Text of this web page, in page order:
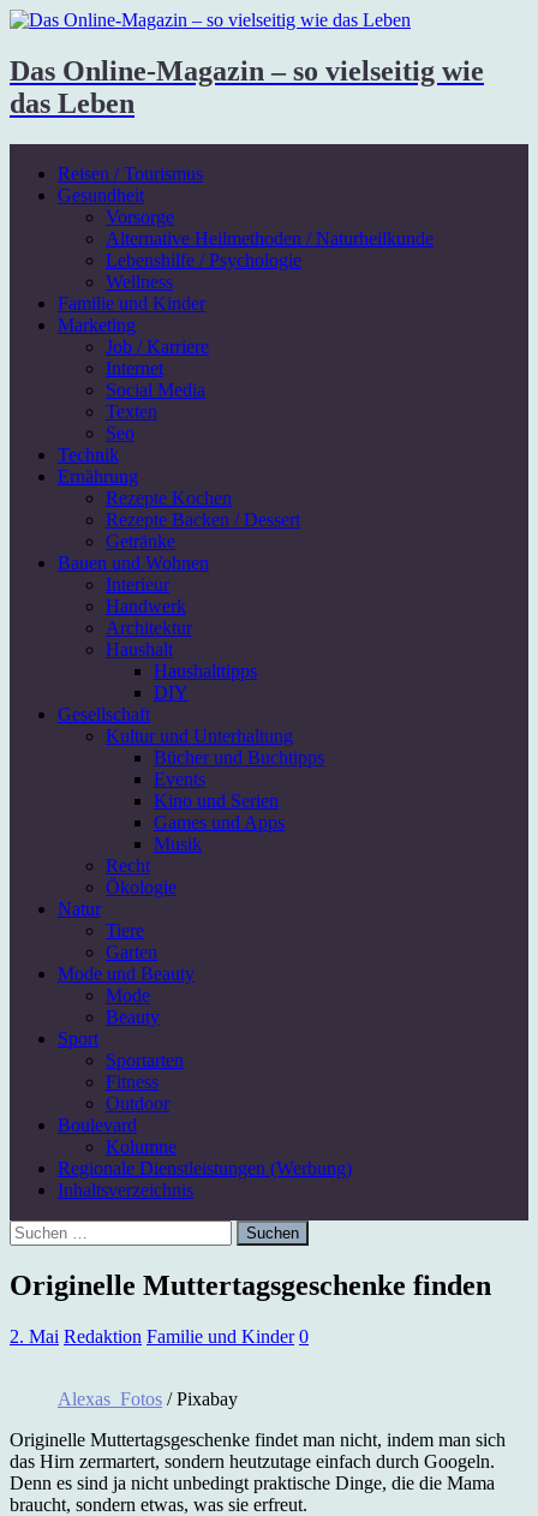
Das Online-Magazin – so vielseitig wie
das Leben
Reisen / Tourismus
Gesundheit
Vorsorge
Alternative Heilmethoden / Naturheilkunde
Lebenshilfe / Psychologie
Wellness
Familie und Kinder
Marketing
Job / Karriere
Internet
Social Media
Texten
Seo
Technik
Ernährung
Rezepte Kochen
Rezepte Backen / Dessert
Getränke
Bauen und Wohnen
Interieur
Handwerk
Architektur
Haushalt
Haushalttipps
DIY
Gesellschaft
Kultur und Unterhaltung
Bücher und Buchtipps
Events
Kino und Serien
Games und Apps
Musik
Recht
Ökologie
Natur
Tiere
Garten
Mode und Beauty
Mode
Beauty
Sport
Sportarten
Fitness
Outdoor
Boulevard
Kolumne
Regionale Dienstleistungen (Werbung)
Inhaltsverzeichnis
Suchen
nach:
Originelle Muttertagsgeschenke finden
2. Mai Redaktion Familie und Kinder 0
Alexas_Fotos / Pixabay
Originelle Muttertagsgeschenke findet man nicht, indem man sich
das Hirn zermartert, sondern heutzutage einfach durch Googeln.
Denn es sind ja nicht unbedingt praktische Dinge, die die Mama
braucht, sondern etwas, was sie erfreut.